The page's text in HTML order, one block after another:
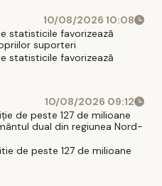
10/08/2026 10:08
statisticile favorizează
suporteri
statisticile favorizează
10/08/2026 09:12
de peste 127 de milioane
dual din regiunea Nord-
de peste 127 de milioane